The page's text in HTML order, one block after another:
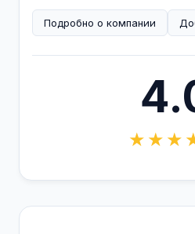
Подробно о компании